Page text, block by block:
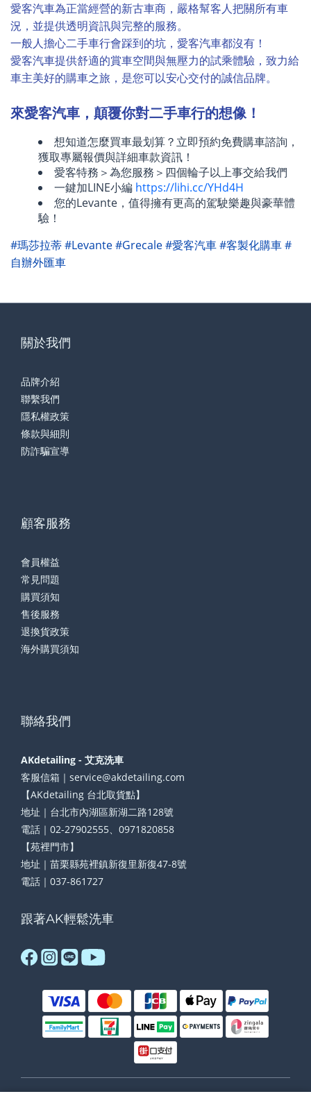
愛客汽車為正當經營的新古車商，嚴格幫客人把關所有車
況，並提供透明資訊與完整的服務。
一般人擔心二手車行會踩到的坑，愛客汽車都沒有！
愛客汽車提供舒適的賞車空間與無壓力的試乘體驗，致力給
車主美好的購車之旅，是您可以安心交付的誠信品牌。
來愛客汽車，顛覆你對二手車行的想像！
想知道怎麼買車最划算？立即預約免費購車諮詢，
獲取專屬報價與詳細車款資訊！
愛客特務＞為您服務＞四個輪子以上事交給我們
一鍵加LINE小編 https://lihi.cc/YHd4H
您的Levante，值得擁有更高的駕駛樂趣與豪華體
驗！
#瑪莎拉蒂 #Levante #Grecale #愛客汽車 #客製化購車 #
自辦外匯車
關於我們
品牌介紹
聯繫我們
隱私權政策
條款與細則
防詐騙宣導
顧客服務
會員權益
常見問題
購買須知
售後服務
退換貨政策
海外購買須知
聯絡我們
AKdetailing - 艾克洗車
客服信箱｜service@akdetailing.com
【AKdetailing 台北取貨點】
地址｜台北市內湖區新湖二路128號
電話｜02-27902555、0971820858
【苑裡門市】
地址｜苗栗縣苑裡鎮新復里新復47-8號
電話｜037-861727
跟著AK輕鬆洗車